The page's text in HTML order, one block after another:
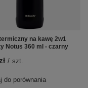
na kawę 2w1
Notus 360 ml - czarny
/ szt.
do porównania